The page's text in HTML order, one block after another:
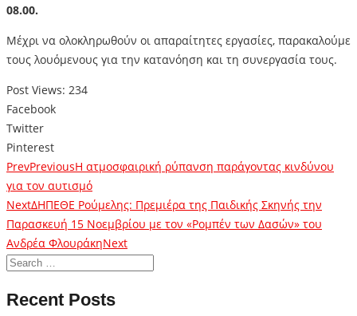
08.00.
Μέχρι να ολοκληρωθούν οι απαραίτητες εργασίες, παρακαλούμε
τους λουόμενους για την κατανόηση και τη συνεργασία τους.
Post Views: 234
Facebook
Twitter
Pinterest
PrevPreviousΗ ατμοσφαιρική ρύπανση παράγοντας κινδύνου
για τον αυτισμό
NextΔΗΠΕΘΕ Ρούμελης: Πρεμιέρα της Παιδικής Σκηνής την
Παρασκευή 15 Νοεμβρίου με τον «Ρομπέν των Δασών» του
Ανδρέα ΦλουράκηNext
Recent Posts